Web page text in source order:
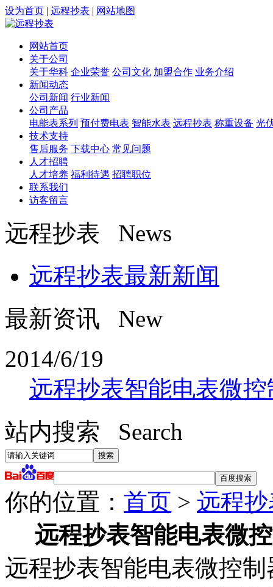
设为首页 | 远程抄表 | 网站地图
网站首页
关于公司
关于华科 企业荣誉 公司文化 加盟合作 业务介绍
新闻动态
公司新闻 行业新闻
公司产品
电能表系列 预付费电表 智能水表 远程抄表 称重设备 光
技术支持
售后服务 下载中心 常见问题
人才招聘
人才培养 福利待遇 招聘职位
联系我们
访客留言
远程抄表 News
远程抄表最新新闻
最新资讯 New
2014/6/19
远程抄表智能电表微
站内搜索 Search
你的位置： 首页 > 远程
远程抄表智能电表微
远程抄表智能电表微控